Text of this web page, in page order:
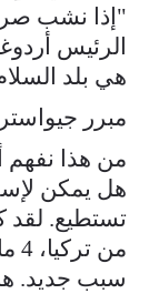
"إذا نشب
الرئيس
هي بلد
مبرر
من هذا نفهم
هل يمكن
تستطيع. لقد
سبب جديد.